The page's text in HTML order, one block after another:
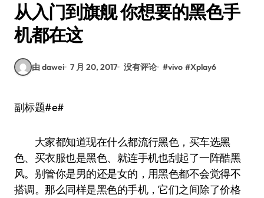
从入门到旗舰 你想要的黑色手
机都在这
由 dawei 7 月 20, 2017 没有评论 #vivo #Xplay6
副标题#e#
大家都知道现在什么都流行黑色，买车选黑
色、买衣服也是黑色、就连手机也刮起了一阵酷黑
风。别管你是男的还是女的，用黑色都不会觉得不
搭调。那么同样是黑色的手机，它们之间除了价格